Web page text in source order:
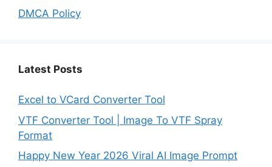
DMCA Policy
Latest Posts
Excel to VCard Converter Tool
VTF Converter Tool | Image To VTF Spray
Format
Happy New Year 2026 Viral AI Image Prompt